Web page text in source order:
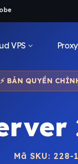
VPS Proxy
⚡ BẢN QUYỀN
Mã SKU: 228-